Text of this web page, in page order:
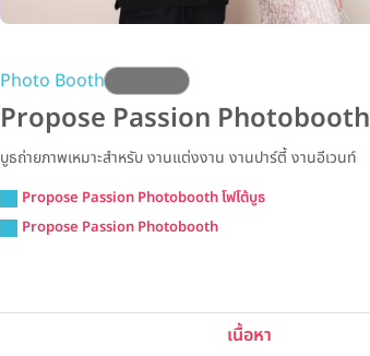
Photo Booth
Propose Passion Photobooth
บูธถ่ายภาพเหมาะสำหรับ งานแต่งงาน งานปาร์ตี้ งานอีเวนท์
Propose Passion Photobooth โฟโต้บูธ
Propose Passion Photobooth
เนื้อหา